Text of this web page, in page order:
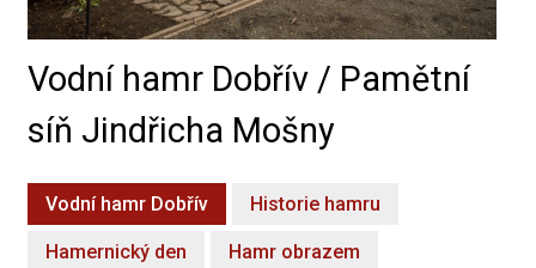
Vodní hamr Dobřív / Pamětní
síň Jindřicha Mošny
Vodní hamr Dobřív Historie hamru
Hamernický den Hamr obrazem